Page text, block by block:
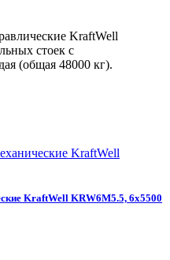
KraftWell
стоек с
(общая 48000 кг).
KraftWell KRW6M5.5, 6х5500